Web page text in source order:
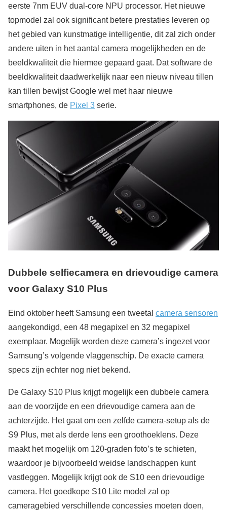
eerste 7nm EUV dual-core NPU processor. Het nieuwe
topmodel zal ook significant betere prestaties leveren op
het gebied van kunstmatige intelligentie, dit zal zich onder
andere uiten in het aantal camera mogelijkheden en de
beeldkwaliteit die hiermee gepaard gaat. Dat software de
beeldkwaliteit daadwerkelijk naar een nieuw niveau tillen
kan tillen bewijst Google wel met haar nieuwe
smartphones, de Pixel 3 serie.
Dubbele selfiecamera en drievoudige camera
voor Galaxy S10 Plus
Eind oktober heeft Samsung een tweetal camera sensoren
aangekondigd, een 48 megapixel en 32 megapixel
exemplaar. Mogelijk worden deze camera’s ingezet voor
Samsung’s volgende vlaggenschip. De exacte camera
specs zijn echter nog niet bekend.
De Galaxy S10 Plus krijgt mogelijk een dubbele camera
aan de voorzijde en een drievoudige camera aan de
achterzijde. Het gaat om een zelfde camera-setup als de
S9 Plus, met als derde lens een groothoeklens. Deze
maakt het mogelijk om 120-graden foto’s te schieten,
waardoor je bijvoorbeeld weidse landschappen kunt
vastleggen. Mogelijk krijgt ook de S10 een drievoudige
camera. Het goedkope S10 Lite model zal op
cameragebied verschillende concessies moeten doen,